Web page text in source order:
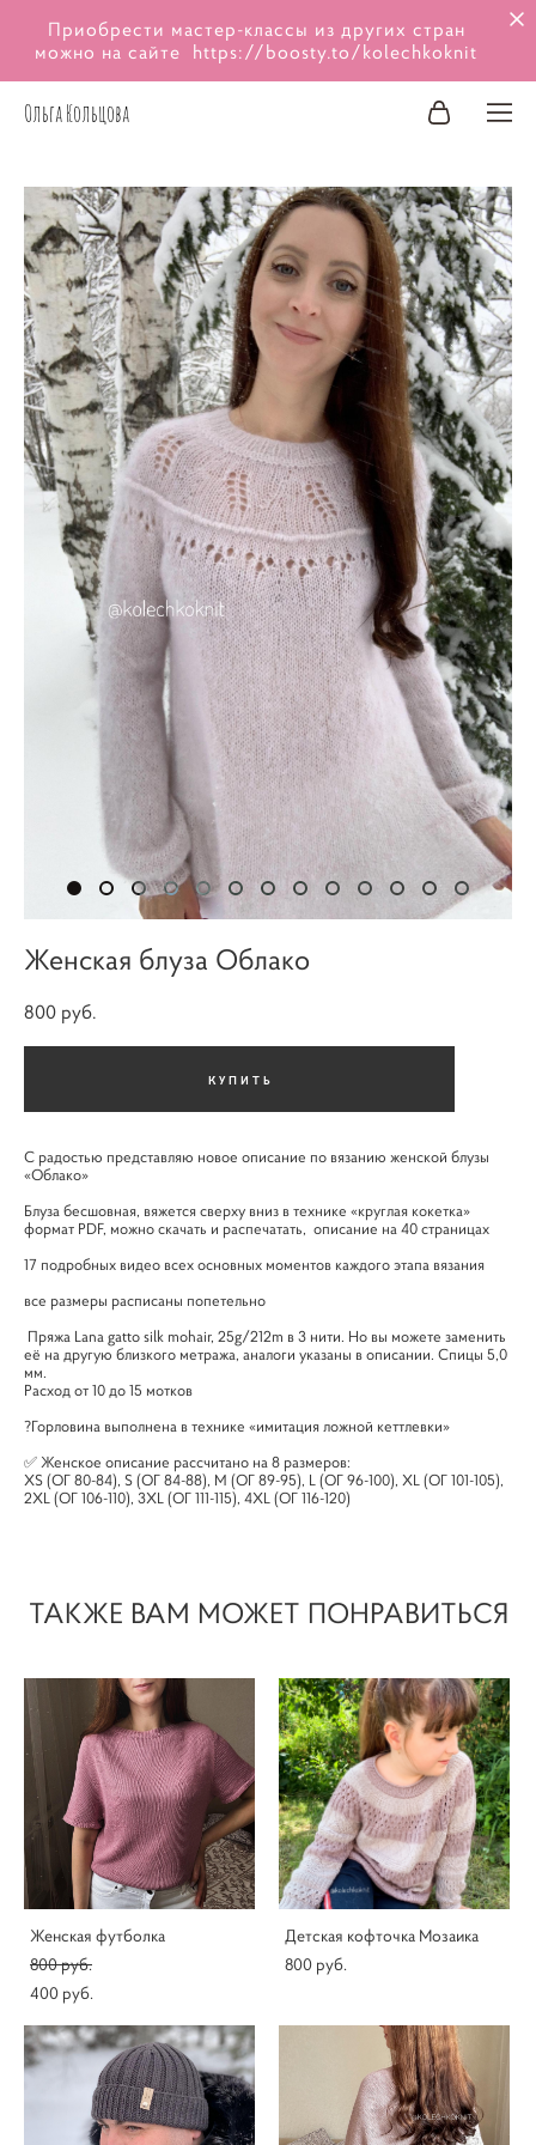
Приобрести мастер-классы из других стран
можно на сайте https://boosty.to/kolechkoknit
Ольга Кольцова
Женская блуза Облако
800 pуб.
КУПИТЬ
С радостью представляю новое описание по вязанию женской блузы
«Облако»
Блуза бесшовная, вяжется сверху вниз в технике «круглая кокетка»
формат PDF, можно скачать и распечатать, описание на 40 страницах
17 подробных видео всех основных моментов каждого этапа вязания
все размеры расписаны попетельно
Пряжа Lana gatto silk mohair, 25g/212m в 3 нити. Но вы можете заменить
её на другую близкого метража, аналоги указаны в описании. Спицы 5,0
мм.
Расход от 10 до 15 мотков
?Горловина выполнена в технике «имитация ложной кеттлевки»
✅ Женское описание рассчитано на 8 размеров:
XS (ОГ 80-84), S (ОГ 84-88), M (ОГ 89-95), L (ОГ 96-100), XL (ОГ 101-105),
2XL (ОГ 106-110), 3XL (ОГ 111-115), 4XL (ОГ 116-120)
ТАКЖЕ ВАМ МОЖЕТ ПОНРАВИТЬСЯ
Женская футболка
800 pуб.
400 pуб.
Детская кофточка Мозаика
800 pуб.